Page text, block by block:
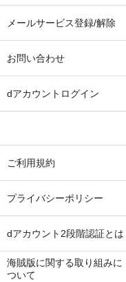
メールサービス登録/解除
お問い合わせ
dアカウントログイン
ご利用規約
プライバシーポリシー
dアカウント2段階認証とは
海賊版に関する取り組みに
ついて